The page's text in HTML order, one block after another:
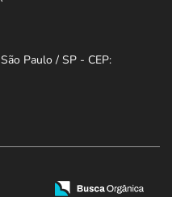
Paulo / SP - CEP: